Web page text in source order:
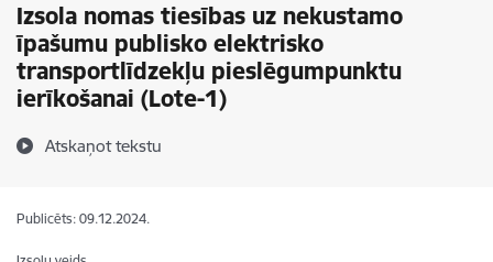
Izsola nomas tiesības uz nekustamo
īpašumu publisko elektrisko
transportlīdzekļu pieslēgumpunktu
ierīkošanai (Lote-1)
Atskaņot tekstu
Publicēts: 09.12.2024.